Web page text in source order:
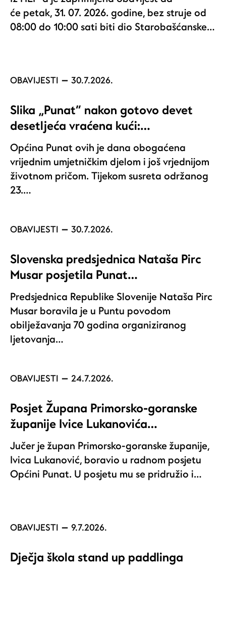
će petak, 31. 07. 2026. godine, bez struje od
08:00 do 10:00 sati biti dio Starobašćanske…
OBAVIJESTI 30.7.2026.
Slika „Punat“ nakon gotovo devet
desetljeća vraćena kući:…
Općina Punat ovih je dana obogaćena
vrijednim umjetničkim djelom i još vrjednijom
životnom pričom. Tijekom susreta održanog
23.…
OBAVIJESTI 30.7.2026.
Slovenska predsjednica Nataša Pirc
Musar posjetila Punat…
Predsjednica Republike Slovenije Nataša Pirc
Musar boravila je u Puntu povodom
obilježavanja 70 godina organiziranog
ljetovanja…
OBAVIJESTI 24.7.2026.
Posjet Župana Primorsko-goranske
županije Ivice Lukanovića…
Jučer je župan Primorsko-goranske županije,
Ivica Lukanović, boravio u radnom posjetu
Općini Punat. U posjetu mu se pridružio i…
OBAVIJESTI 9.7.2026.
Dječja škola stand up paddlinga